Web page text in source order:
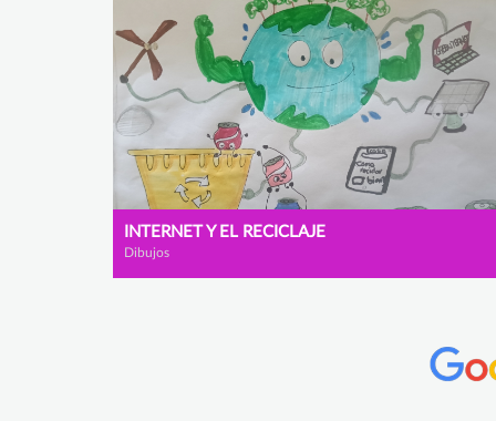
INTERNET Y EL RECICLAJE
Dibujos